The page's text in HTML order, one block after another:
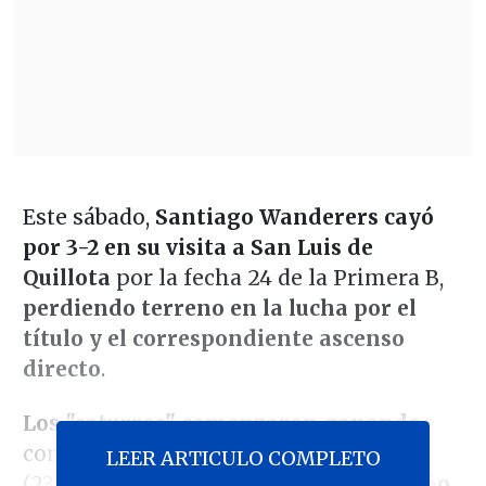
Este sábado, Santiago Wanderers cayó
por 3-2 en su visita a San Luis de
Quillota por la fecha 24 de la Primera B,
perdiendo terreno en la lucha por el
título y el correspondiente ascenso
directo.
Los "caturros" comenzaron ganando
con un gol del defensorSergio Felipe
LEER ARTICULO COMPLETO